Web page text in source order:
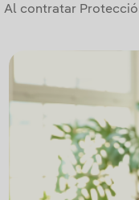
Al contratar